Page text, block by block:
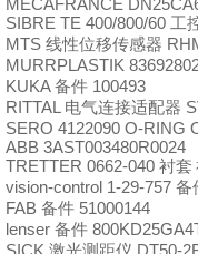
MECAFRANCE
SIBRE TE 400/800/60 工
MTS 线性位移传感器
MURRPLASTIK
KUKA备件 100493
RITTAL 电气连接适配器
SERO 4122090 O-RING
ABB 3AST003480R0024
TRETTER 0662-040 衬套
vision-control 1-29-757 备
FAB 备件 51000144
lenser 备件
SICK
DT50-